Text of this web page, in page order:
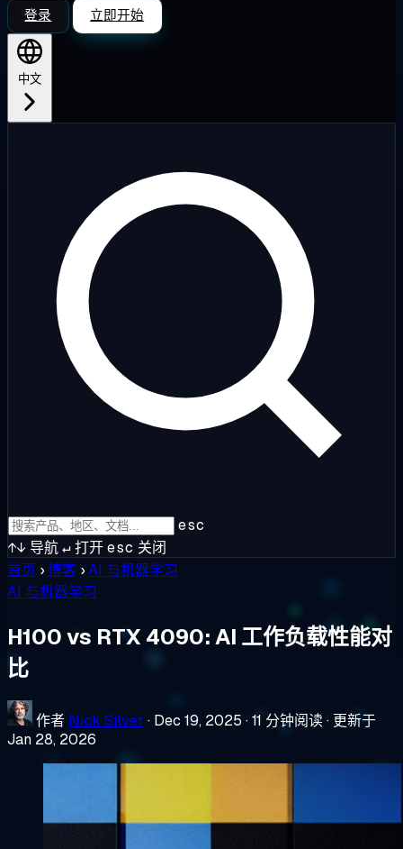
登录 立即开始
中文
esc
↑↓ 导航↵打开esc 关闭
首页 ›博客 ›AI 与机器学习
AI 与机器学习
H100 vs RTX 4090: AI 工作负载性能对
比
作者 Nick Silver · Dec 19, 2025 ·11 分钟阅读· 更新于
Jan 28, 2026